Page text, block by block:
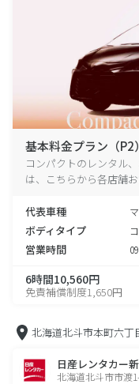
基本料金プラン（P2）
コンパクトのレンタル
は、こちらから各店舗お
代表車種
ボディタイプ
営業時間
6時間10,560円
免責補償制度1,650円
北海道北斗市本町六丁
日産レンタカー
北海道北斗市市渡